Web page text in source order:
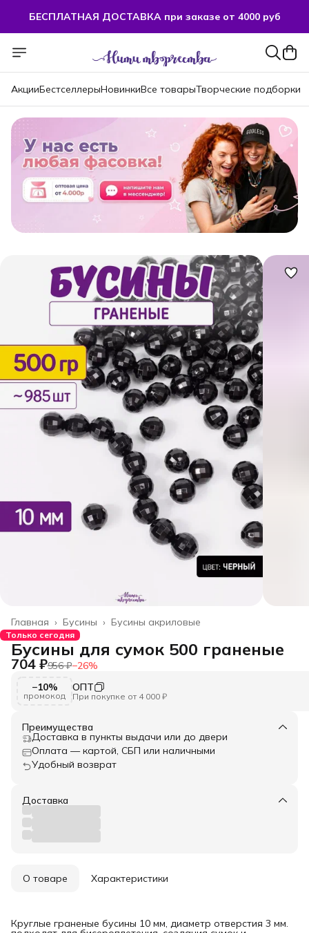
БЕСПЛАТНАЯ ДОСТАВКА при заказе от 4000 руб
БЕСПЛАТНАЯ ДОСТАВКА при заказе от 4000 руб
АкцииБестселлерыНовинкиВсе товарыТворческие подборки
Бусины акриловые
Бусины ›
Главная ›
Только сегодня
Бусины для сумок 500 граненые
704 ₽956 ₽−26%
−10%
промокод
ОПТ
При покупке от 4 000 ₽
Преимущества
Доставка в пункты выдачи или до двери
Оплата — картой, СБП или наличными
Удобный возврат
Доставка
О товаре Характеристики
Круглые граненые бусины 10 мм, диаметр отверстия 3 мм.